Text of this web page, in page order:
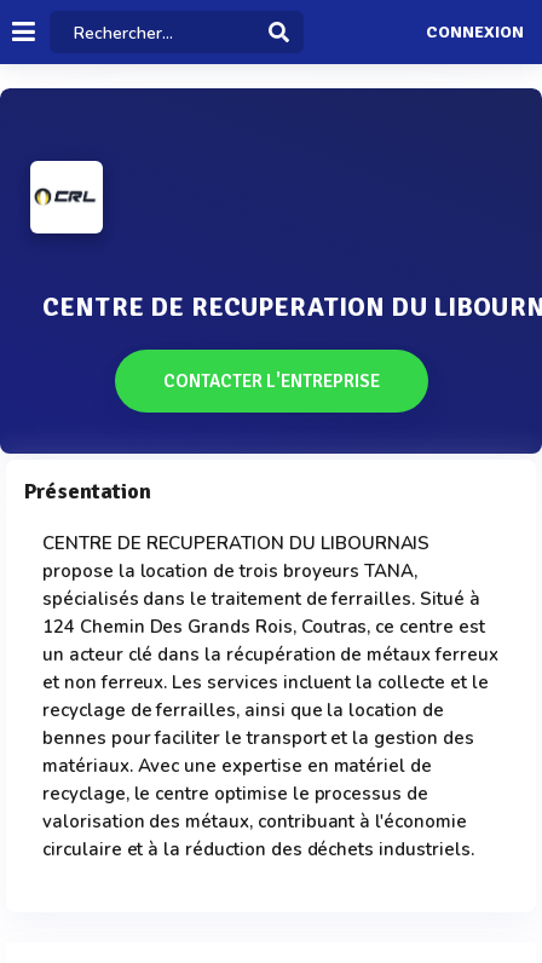
CONNEXION
CENTRE DE RECUPERATION DU
CONTACTER L'ENTREPRISE
Présentation
CENTRE DE RECUPERATION DU LIBOURNAIS
propose la location de trois broyeurs TANA,
spécialisés dans le traitement de ferrailles. Situé à
124 Chemin Des Grands Rois, Coutras, ce centre est
un acteur clé dans la récupération de métaux ferreux
et non ferreux. Les services incluent la collecte et le
recyclage de ferrailles, ainsi que la location de
bennes pour faciliter le transport et la gestion des
matériaux. Avec une expertise en matériel de
recyclage, le centre optimise le processus de
valorisation des métaux, contribuant à l'économie
circulaire et à la réduction des déchets industriels.